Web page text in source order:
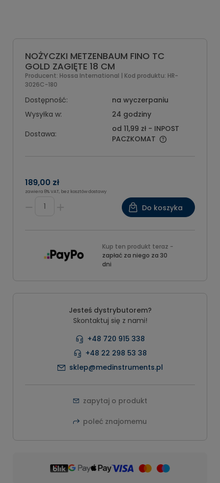
NOŻYCZKI METZENBAUM FINO TC
GOLD ZAGIĘTE 18 CM
Producent: Hossa International | Kod produktu: HR-
3026C-180
Dostępność:
na wyczerpaniu
Wysyłka w:
24 godziny
Dostawa:
od 11,99 zł - INPOST
PACZKOMAT
189,00 zł
zawiera 8% VAT, bez kosztów dostawy
Do koszyka
Kup ten produkt teraz -
zapłać za niego za 30
dni
Jesteś dystrybutorem?
Skontaktuj się z nami!
+48 720 915 338
+48 22 298 53 38
sklep@medinstruments.pl
zapytaj o produkt
poleć znajomemu